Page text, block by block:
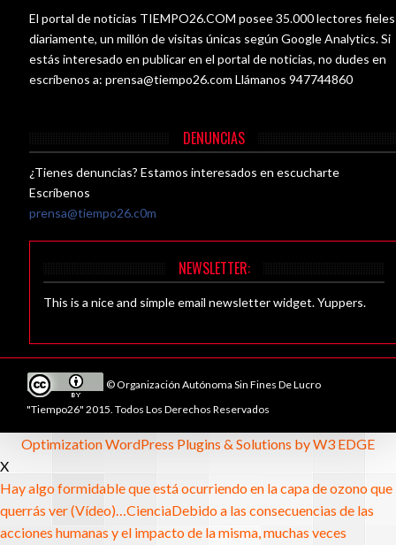
El portal de noticias TIEMPO26.COM posee 35.000 lectores fieles
diariamente, un millón de visitas únicas según Google Analytics. Si
estás interesado en publicar en el portal de noticias, no dudes en
escríbenos a:prensa@tiempo26.com Llámanos 947744860
DENUNCIAS
¿Tienes denuncias? Estamos interesados en escucharte
Escríbenos
prensa@tiempo26.c0m
NEWSLETTER:
This is a nice and simple email newsletter widget. Yuppers.
© Organización Autónoma Sin Fines De Lucro
"Tiempo26" 2015. Todos Los Derechos Reservados
Optimization WordPress Plugins & Solutions by W3 EDGE
X
Hay algo formidable que está ocurriendo en la capa de ozono que
querrás ver (Vídeo)…CienciaDebido a las consecuencias de las
acciones humanas y el impacto de la misma, muchas veces